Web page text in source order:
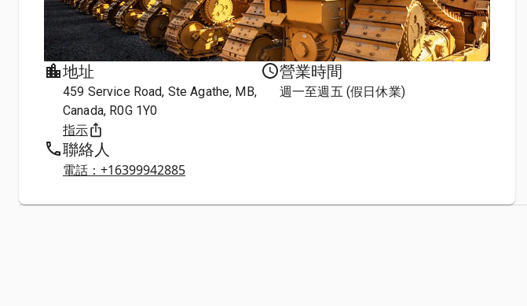
地址
459 Service Road, Ste Agathe, MB,
Canada, R0G 1Y0
指示
營業時間
週一至週五 (假日休業)
聯絡人
電話：+16399942885